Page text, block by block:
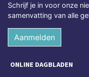
Schrijf je in voor onze
samenvatting van alle
Aanmelden
ONLINE DAGBLADEN